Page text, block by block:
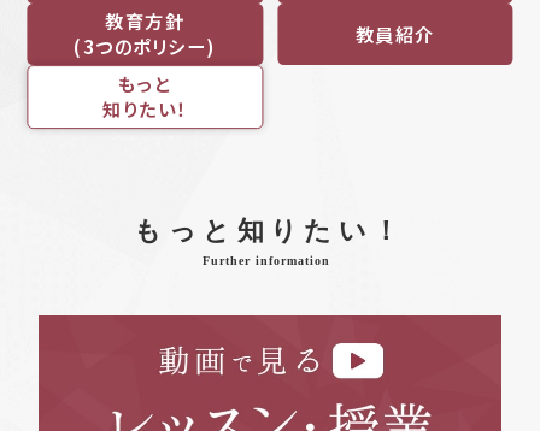
教育方針
(3つのポリシー)
教員紹介
もっと
知りたい！
もっと知りたい！
Further information